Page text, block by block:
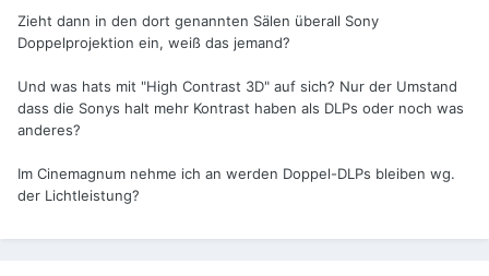
Zieht dann in den dort genannten Sälen überall Sony
Doppelprojektion ein, weiß das jemand?
Und was hats mit "High Contrast 3D" auf sich? Nur der Umstand
dass die Sonys halt mehr Kontrast haben als DLPs oder noch was
anderes?
Im Cinemagnum nehme ich an werden Doppel-DLPs bleiben wg.
der Lichtleistung?